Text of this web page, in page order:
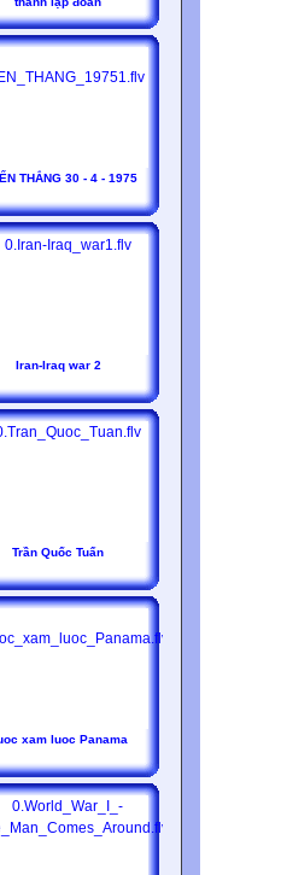
THẮNG 30 - 4 - 1975
Iran-Iraq war 2
Trần Quốc Tuấn
xam luoc Panama